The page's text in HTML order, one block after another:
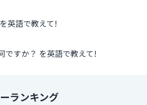
英語で教えて!
ですか？ を英語で教えて!
ランキング